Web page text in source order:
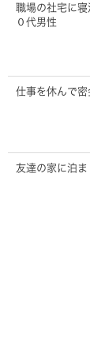
職場の社宅に寝
０代男性
仕事を休んで
友達の家に泊